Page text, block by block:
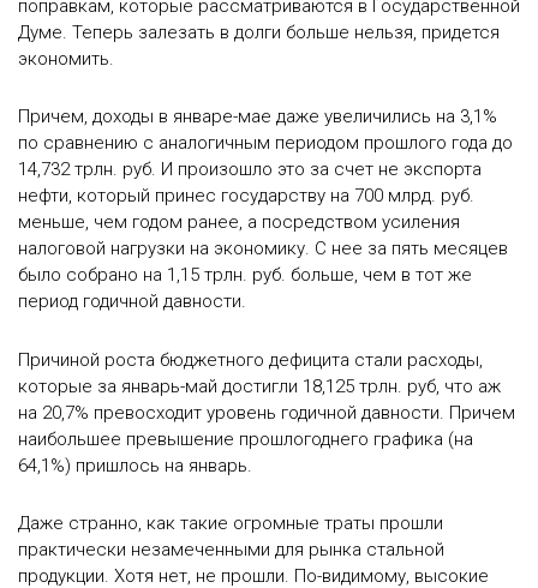
поправкам, которые рассматриваются в Государственной
Думе. Теперь залезать в долги больше нельзя, придется
экономить.
Причем, доходы в январе-мае даже увеличились на 3,1%
по сравнению с аналогичным периодом прошлого года до
14,732 трлн. руб. И произошло это за счет не экспорта
нефти, который принес государству на 700 млрд. руб.
меньше, чем годом ранее, а посредством усиления
налоговой нагрузки на экономику. С нее за пять месяцев
было собрано на 1,15 трлн. руб. больше, чем в тот же
период годичной давности.
Причиной роста бюджетного дефицита стали расходы,
которые за январь-май достигли 18,125 трлн. руб, что аж
на 20,7% превосходит уровень годичной давности. Причем
наибольшее превышение прошлогоднего графика (на
64,1%) пришлось на январь.
Даже странно, как такие огромные траты прошли
практически незамеченными для рынка стальной
продукции. Хотя нет, не прошли. По-видимому, высокие